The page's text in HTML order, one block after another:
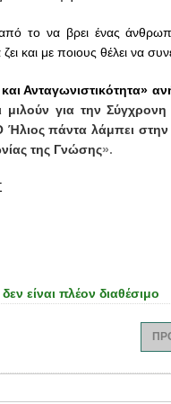
το να βρει ένας
και με ποιους θέλει να
Ανταγωνιστικότητα»
μιλούν για την
Ήλιος πάντα λάμπει
της Γνώσης».
είναι πλέον διαθέσιμο